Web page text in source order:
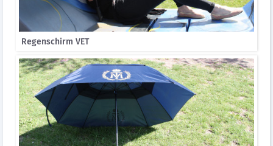
Regenschirm VET